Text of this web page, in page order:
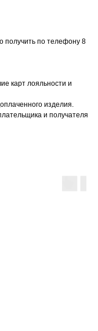
по телефону 8
карт лояльности и
изделия.
и получателя